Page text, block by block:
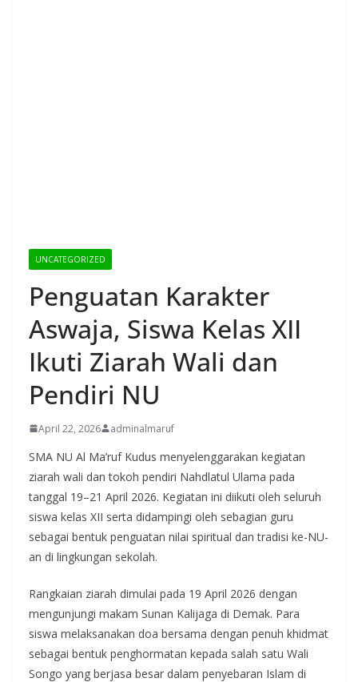
UNCATEGORIZED
Penguatan Karakter
Aswaja, Siswa Kelas XII
Ikuti Ziarah Wali dan
Pendiri NU
April 22, 2026 adminalmaruf
SMA NU Al Ma’ruf Kudus menyelenggarakan kegiatan
ziarah wali dan tokoh pendiri Nahdlatul Ulama pada
tanggal 19–21 April 2026. Kegiatan ini diikuti oleh seluruh
siswa kelas XII serta didampingi oleh sebagian guru
sebagai bentuk penguatan nilai spiritual dan tradisi ke-NU-
an di lingkungan sekolah.
Rangkaian ziarah dimulai pada 19 April 2026 dengan
mengunjungi makam Sunan Kalijaga di Demak. Para
siswa melaksanakan doa bersama dengan penuh khidmat
sebagai bentuk penghormatan kepada salah satu Wali
Songo yang berjasa besar dalam penyebaran Islam di